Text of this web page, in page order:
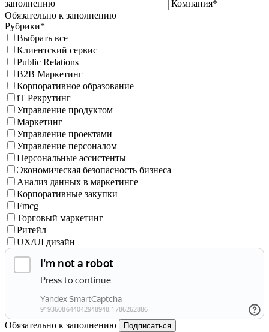
заполнению
Компания*
Обязательно к заполнению
Рубрики*
Выбрать все
Клиентский сервис
Public Relations
B2B Маркетинг
Корпоративное образование
iT Рекрутинг
Управление продуктом
Маркетинг
Управление проектами
Управление персоналом
Персональные ассистенты
Экономическая безопасность бизнеса
Анализ данных в маркетинге
Корпоративные закупки
Fmcg
Торговый маркетинг
Ритейл
UX/UI дизайн
Обязательно к заполнению Подписаться